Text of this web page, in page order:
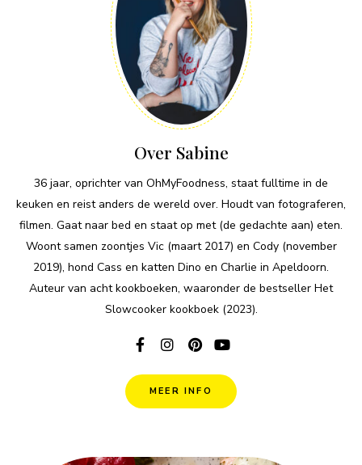
Over Sabine
36 jaar, oprichter van OhMyFoodness, staat fulltime in de
keuken en reist anders de wereld over. Houdt van fotograferen,
filmen. Gaat naar bed en staat op met (de gedachte aan) eten.
Woont samen zoontjes Vic (maart 2017) en Cody (november
2019), hond Cass en katten Dino en Charlie in Apeldoorn.
Auteur van acht kookboeken, waaronder de bestseller Het
Slowcooker kookboek (2023).
MEER INFO